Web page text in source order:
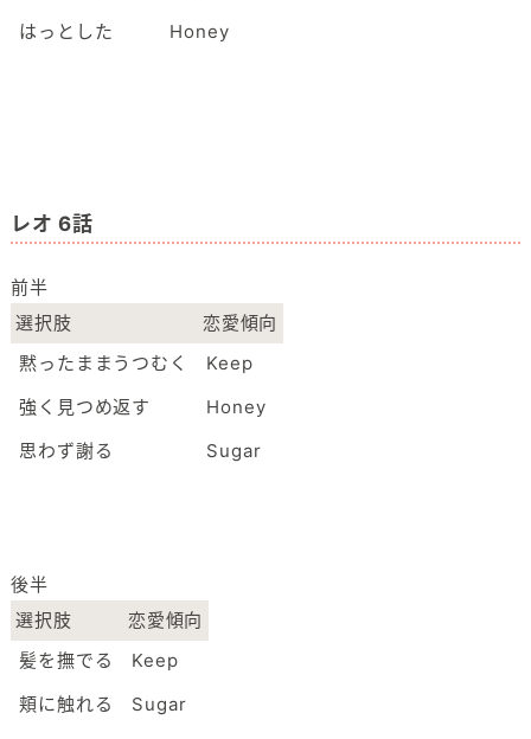
はっとした
Honey
レオ 6話
選択肢
恋愛傾向
黙ったままうつむく
Keep
強く見つめ返す
Honey
思わず謝る
Sugar
前半
選択肢
恋愛傾向
髪を撫でる
Keep
頬に触れる
Sugar
後半